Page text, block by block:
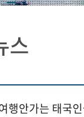
스
행안가는 태국